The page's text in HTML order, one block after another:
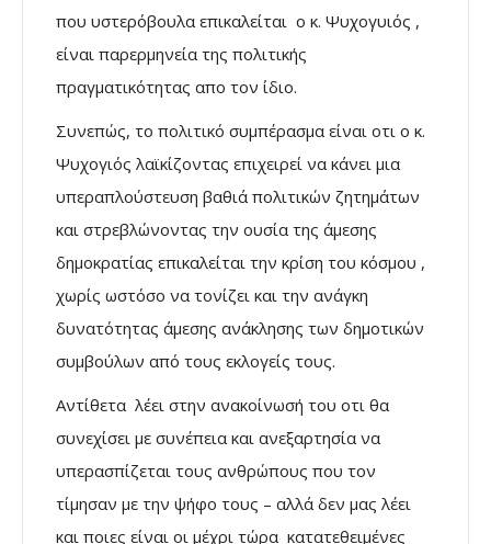
που υστερόβουλα επικαλείται ο κ. Ψυχογυιός ,
είναι παρερμηνεία της πολιτικής
πραγματικότητας απο τον ίδιο.
Συνεπώς, το πολιτικό συμπέρασμα είναι οτι ο κ.
Ψυχογιός λαϊκίζοντας επιχειρεί να κάνει μια
υπεραπλούστευση βαθιά πολιτικών ζητημάτων
και στρεβλώνοντας την ουσία της άμεσης
δημοκρατίας επικαλείται την κρίση του κόσμου ,
χωρίς ωστόσο να τονίζει και την ανάγκη
δυνατότητας άμεσης ανάκλησης των δημοτικών
συμβούλων από τους εκλογείς τους.
Αντίθετα λέει στην ανακοίνωσή του οτι θα
συνεχίσει με συνέπεια και ανεξαρτησία να
υπερασπίζεται τους ανθρώπους που τον
τίμησαν με την ψήφο τους – αλλά δεν μας λέει
και ποιες είναι οι μέχρι τώρα κατατεθειμένες